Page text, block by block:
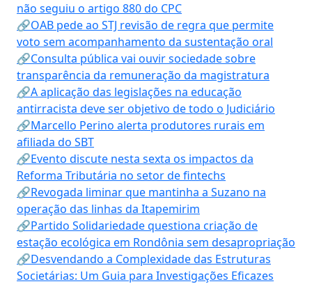
não seguiu o artigo 880 do CPC
🔗OAB pede ao STJ revisão de regra que permite
voto sem acompanhamento da sustentação oral
🔗Consulta pública vai ouvir sociedade sobre
transparência da remuneração da magistratura
🔗A aplicação das legislações na educação
antirracista deve ser objetivo de todo o Judiciário
🔗Marcello Perino alerta produtores rurais em
afiliada do SBT
🔗Evento discute nesta sexta os impactos da
Reforma Tributária no setor de fintechs
🔗Revogada liminar que mantinha a Suzano na
operação das linhas da Itapemirim
🔗Partido Solidariedade questiona criação de
estação ecológica em Rondônia sem desapropriação
🔗Desvendando a Complexidade das Estruturas
Societárias: Um Guia para Investigações Eficazes